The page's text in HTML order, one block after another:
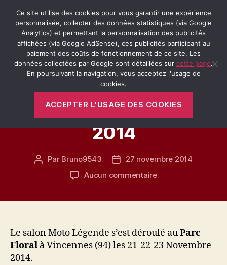
Recherche
Retro-
Passion.fr
Menu
Catégories
VÉHICULES ANCIENS
Salon Moto Légende
2014
Auteur
Par Bruno9543
Date27 novembre 2014
Aucun commentairesur
Le salon Moto Légende s’est déroulé auParc
Floral à Vincennes (94) les 21-22-23 Novembre
2014.
Ce site utilise des cookies pour vous garantir une expérience
personnalisée, collecter des données statistiques (via Google
Analytics) et permettant la personnalisation des publicités
affichées (via Google AdSense), ces publicités participant au
paiement des coûts de fonctionnement de ce site. Les
données collectées par Google sont détaillées sur cette page.
En poursuivant la navigation, vous acceptez l'usage de
cookies.
ACCEPTER L'USAGE DES COOKIES